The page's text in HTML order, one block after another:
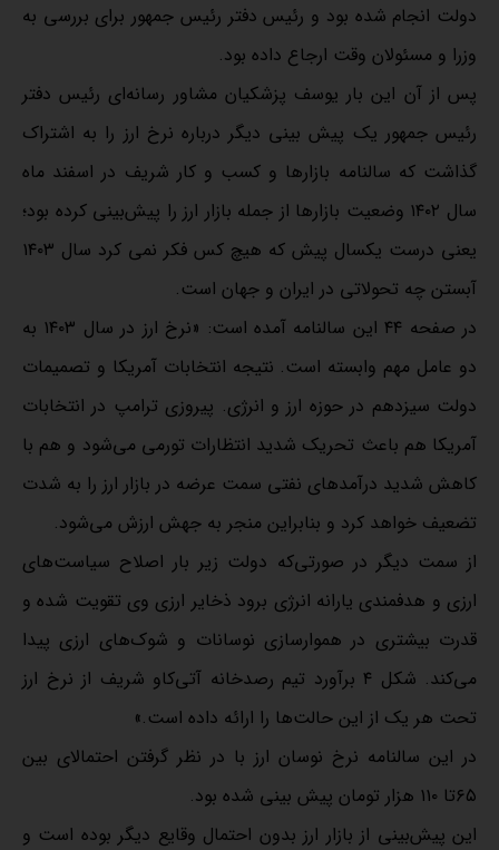
دولت انجام شده بود و رئیس دفتر رئیس جمهور برای بررسی به
وزرا و مسئولان وقت ارجاع داده بود.
پس از آن این بار یوسف پزشکیان مشاور رسانه‌ای رئیس دفتر
رئیس جمهور یک پیش بینی دیگر درباره نرخ ارز را به اشتراک
گذاشت که سالنامه بازارها و کسب و کار شریف در اسفند ماه
سال ۱۴۰۲ وضعیت بازارها از جمله بازار ارز را پیش‌بینی کرده بود؛
یعنی درست یکسال پیش که هیچ کس فکر نمی کرد سال ۱۴۰۳
آبستن چه تحولاتی در ایران و جهان است.
در صفحه ۴۴ این سالنامه آمده است: «نرخ ارز در سال ۱۴۰۳ به
دو عامل مهم وابسته است. نتیجه انتخابات آمریکا و تصمیمات
دولت سیزدهم در حوزه ارز و انرژی. پیروزی ترامپ در انتخابات
آمریکا هم باعث تحریک شدید انتظارات تورمی می‌شود و هم با
کاهش شدید درآمدهای نفتی سمت عرضه در بازار ارز را به شدت
تضعیف خواهد کرد و بنابراین منجر به جهش ارزش می‌شود.
از سمت دیگر در صورتی‌که دولت زیر بار اصلاح سیاست‌های
ارزی و هدفمندی یارانه انرژی برود ذخایر ارزی وی تقویت شده و
قدرت بیشتری در هموارسازی نوسانات و شوک‌های ارزی پیدا
می‌کند. شکل ۴ برآورد تیم رصدخانه آتی‌کاو شریف از نرخ ارز
تحت هر یک از این حالت‌ها را ارائه داده است.»
در این سالنامه نرخ نوسان ارز با در نظر گرفتن احتمالای بین
۶۵تا ۱۱۰‌ هزار تومان پیش بینی شده بود.
این پیش‌بینی از بازار ارز بدون احتمال وقایع دیگر بوده است و